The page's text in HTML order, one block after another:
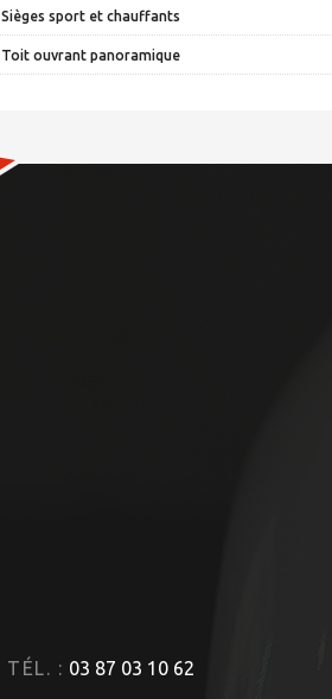
Sièges sport et chauffants
Toit ouvrant panoramique
TÉL. : 03 87 03 10 62